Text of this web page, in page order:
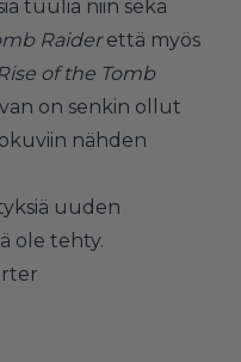
tuulia niin sekä
Raiderettä myös
of the Tomb
on senkin ollut
nähden
uuden
ole tehty.